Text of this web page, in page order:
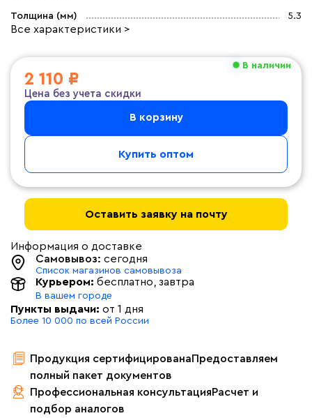
Толщина (мм) 5.3
Все характеристики >
В наличии
2 110 ₽
Цена без учета скидки
В корзину
Купить оптом
Оставить заявку на почту
Информация о доставке
Самовывоз: сегодня
Список магазинов самовывоза
Курьером: бесплатно , завтра
В вашем городе
Пункты выдачи: от 1 дня
Более 10 000 по всей России
Продукция сертифицированаПредоставляем
полный пакет документов
Профессиональная консультацияРасчет и
подбор аналогов